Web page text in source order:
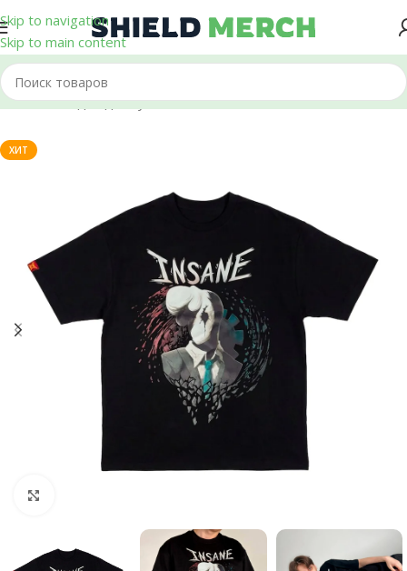
Skip to navigation
Skip to main content
Главная/Одежда/Футболки
ХИТ